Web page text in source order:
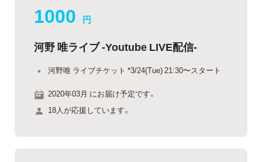
1000 円
河野 唯ライブ -Youtube LIVE配信-
河野唯 ライブチケット *3/24(Tue) 21:30〜スタート
2020年03月 にお届け予定です。
18人が応援しています。